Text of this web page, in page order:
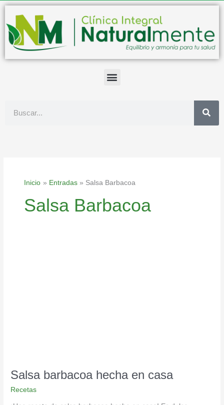
contenido
Inicio Entradas Salsa Barbacoa
Salsa Barbacoa
Salsa barbacoa hecha en casa
Recetas